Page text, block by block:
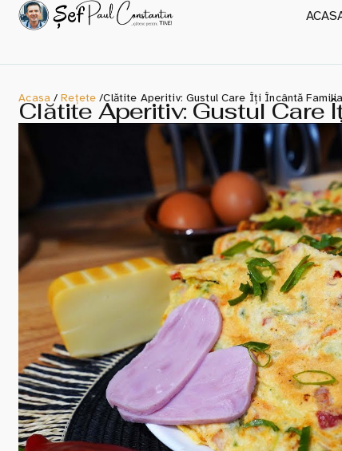
Acasa/Rețete /Clătite Aperitiv: Gustul Care Îți Încântă
Clătite Aperitiv: Gustul Care